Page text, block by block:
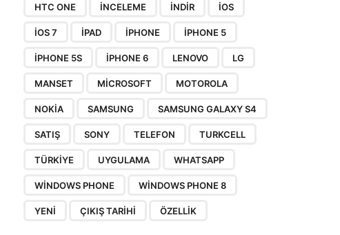
HTC ONE INCELEME INDIR IOS
IOS 7 IPAD IPHONE IPHONE 5
IPHONE 5S IPHONE 6 LENOVO LG
MANSET MICROSOFT MOTOROLA
NOKIA SAMSUNG SAMSUNG GALAXY S4
SATIŞ SONY TELEFON TURKCELL
TÜRKIYE UYGULAMA WHATSAPP
WINDOWS PHONE WINDOWS PHONE 8
YENI ÇIKIŞ TARIHI ÖZELLIK